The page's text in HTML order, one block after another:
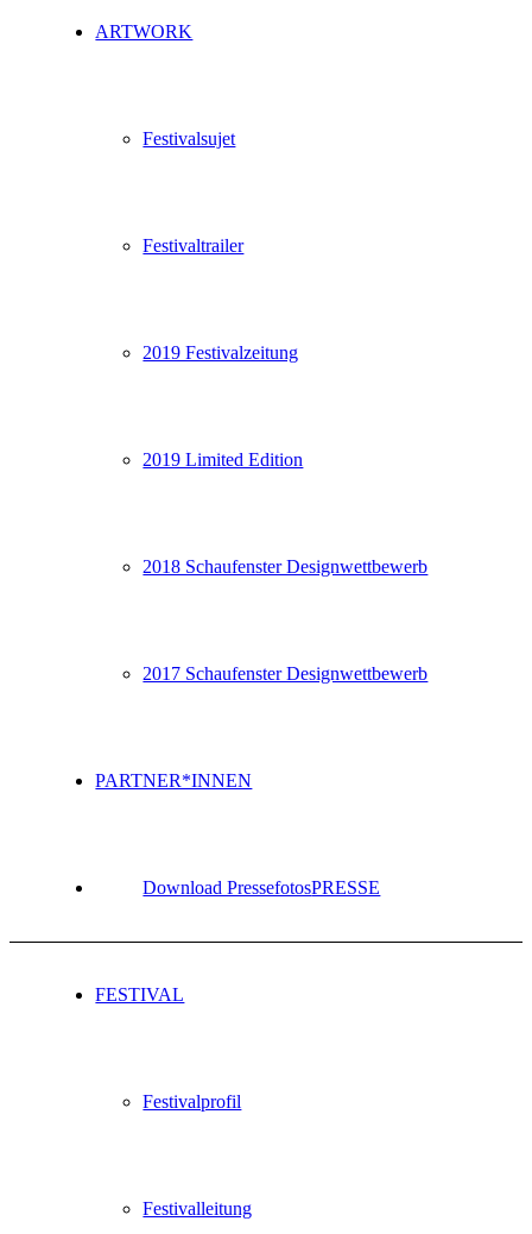
ARTWORK
Festivalsujet
Festivaltrailer
2019 Festivalzeitung
2019 Limited Edition
2018 Schaufenster Designwettbewerb
2017 Schaufenster Designwettbewerb
PARTNER*INNEN
PRESSE
Download Pressefotos
FESTIVAL
Festivalprofil
Festivalleitung